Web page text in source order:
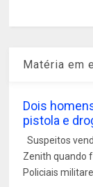
Matéria em
Dois
pistola e
Suspeitos
Zenith quando
Policiais